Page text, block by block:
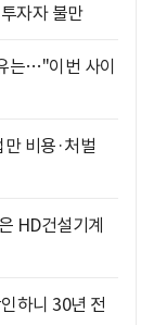
자자 불만
는…"이번 사이
비용·처벌
HD건설기계
하니 30년 전